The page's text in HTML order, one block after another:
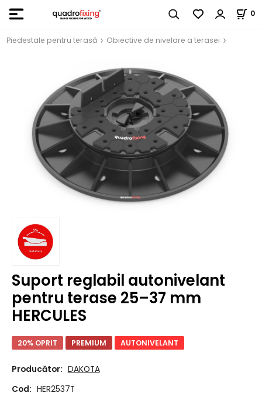
0
Piedestale pentru terasă Obiective de nivelare a terasei
Suport reglabil autonivelant
pentru terase 25–37 mm
HERCULES
20% OPRIT PREMIUM AUTONIVELANT
Producător: DAKOTA
Cod: HER2537T